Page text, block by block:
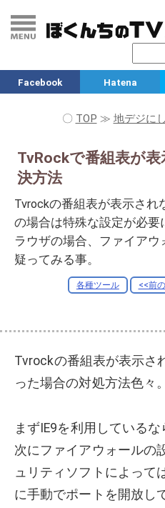
Facebook Hatena
〇 TOP ≫ 地デジに
TvRockで番組表が
決方法
Tvrockの番組表が表示され
の場合は特殊な設定が必
ラウザの場合、ファイア
疑ってみる事。
各種ツール <<前
Tvrockの番組表が表示さ
った場合の対処方法色々。
まずIE9を利用しているな
次にファイアウォールの
ュリティソフトによって
に手動でポートを開放し